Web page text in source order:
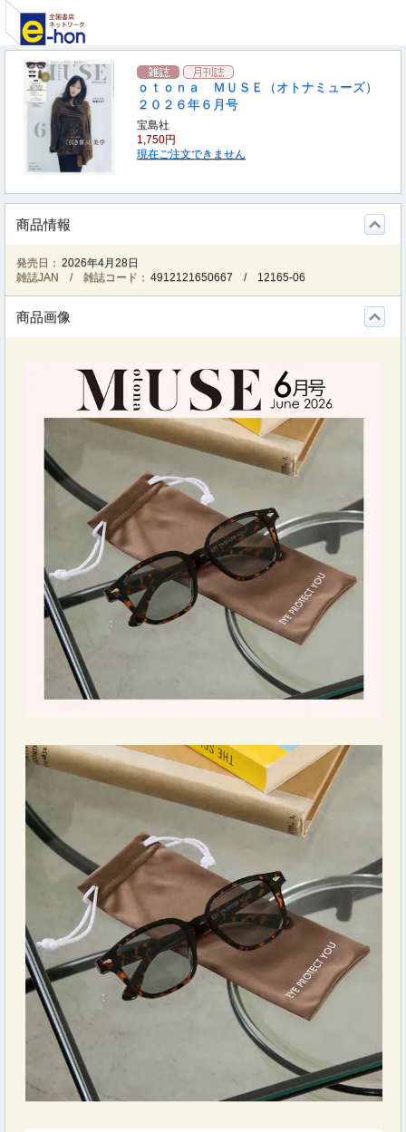
ｏｔｏｎａ ＭＵＳＥ（オトナミューズ）
２０２６年６月号
宝島社
1,750円
現在ご注文できません
商品情報
発売日： 2026年4月28日
雑誌JAN / 雑誌コード： 4912121650667 / 12165-06
商品画像